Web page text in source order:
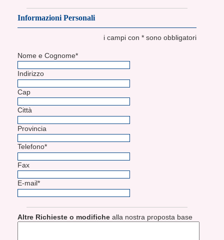
Informazioni Personali
i campi con * sono obbligatori
Nome e Cognome*
Indirizzo
Cap
Città
Provincia
Telefono*
Fax
E-mail*
Altre Richieste o modifiche alla nostra proposta base